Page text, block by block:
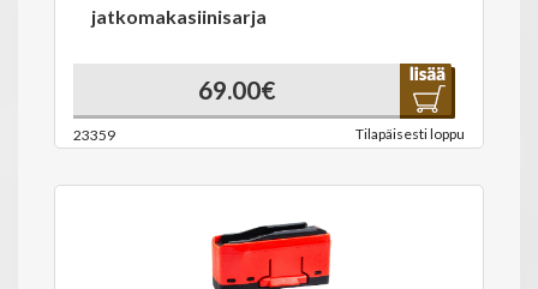
jatkomakasiinisarja
69.00€
23359 Tilapäisesti loppu